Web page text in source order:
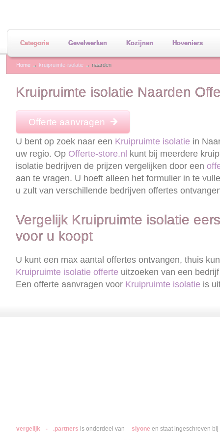
Categorie Gevelwerken Kozijnen Hoveniers
Home → kruipruimte-isolatie → naarden
Kruipruimte isolatie Naarden
Offerte aanvragen
U bent op zoek naar een Kruipruimte isolatie in
uw regio. Op Offerte-store.nl kunt bij meerdere
isolatie bedrijven de prijzen vergelijken door een
aan te vragen. U hoeft alleen het formulier in te
u zult van verschillende bedrijven offertes
Vergelijk Kruipruimte isolatie
voor u koopt
U kunt een max aantal offertes ontvangen, thuis
Kruipruimte isolatie offerte uitzoeken van een
Een offerte aanvragen voor Kruipruimte isolatie is
vergelijk
- .partners is onderdeel van slyone en staat ingeschreven